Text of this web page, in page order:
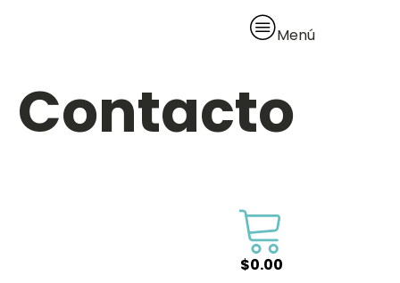
Menú
Eventos
Envía tu evento
$0.00
Contacto